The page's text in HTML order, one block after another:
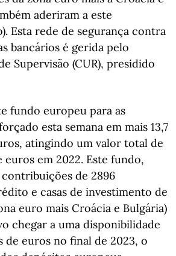
aderiram a este
Esta rede de segurança contra
bancários é gerida pelo
Supervisão (CUR), presidido
fundo europeu para as
esta semana em mais 13,7
atingindo um valor total de
euros em 2022. Este fundo,
de 2896
e casas de investimento de
euro mais Croácia e Bulgária)
chegar a uma disponibilidade
de euros no final de 2023, o